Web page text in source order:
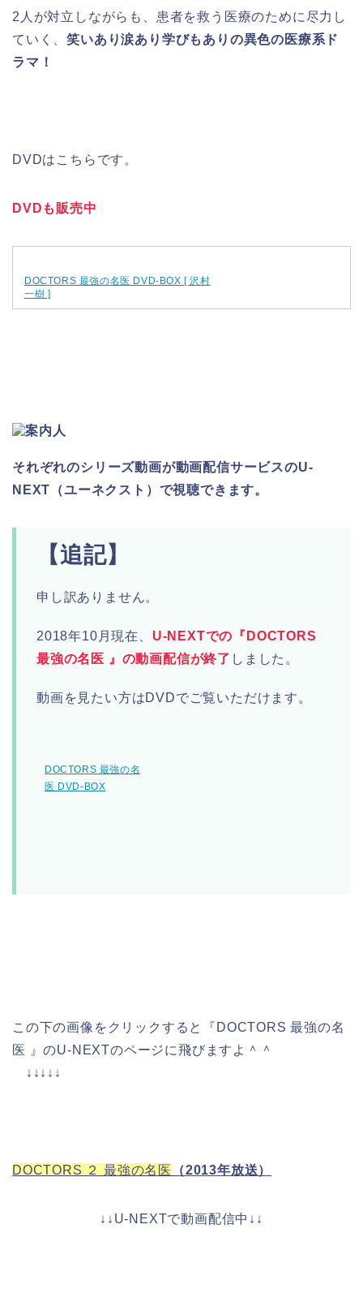
2人が対立しながらも、患者を救う医療のために尽力し
ていく、笑いあり涙あり学びもありの異色の医療系ド
ラマ！
DVDはこちらです。
DVDも販売中
DOCTORS 最強の名医 DVD-BOX [ 沢村
一樹 ]
それぞれのシリーズ動画が動画配信サービスのU-
NEXT（ユーネクスト）で視聴できます。
【追記】
申し訳ありません。
2018年10月現在、 U-NEXTでの『DOCTORS
最強の名医 』の動画配信が終了 しました。
動画を見たい方はDVDでご覧いただけます。
DOCTORS 最強の名
医 DVD-BOX
この下の画像をクリックすると『DOCTORS 最強の名
医 』のU-NEXTのページに飛びますよ＾＾
↓↓↓↓↓
DOCTORS ２ 最強の名医 （2013年放送）
↓↓U-NEXTで動画配信中↓↓